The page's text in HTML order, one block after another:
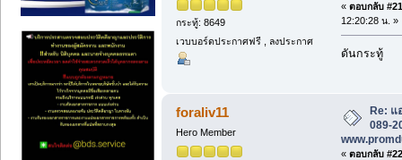
กระทู้: 8649
เวบบอร์ดประกาศฟรี , ลงประกาศ
« ตอบกลับ
12:20:28 น. »
ดันกระทู้
foraliv11
Hero Member
Re: แ
089-
« ตอบกลับ